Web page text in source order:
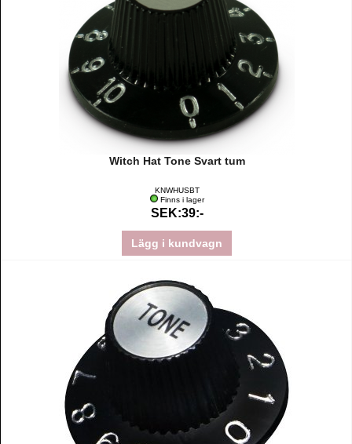
Witch Hat Tone Svart tum
KNWHUSBT
Finns i lager
SEK:39:-
Lägg i kundvagn